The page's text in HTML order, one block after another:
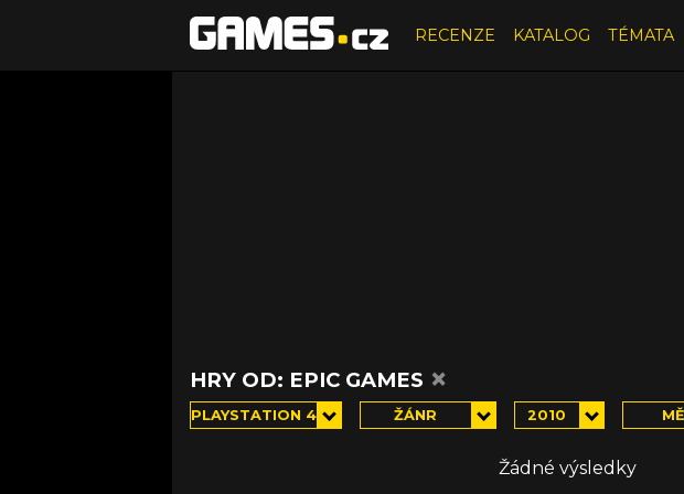
RECENZE KATALOG TÉMATA
HRY OD: EPIC GAMES ×
PLAYSTATION 4 ŽÁNR 2010
Žádné výsledky